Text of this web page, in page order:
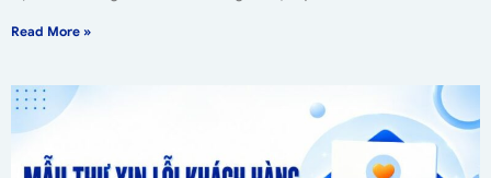
Read More »